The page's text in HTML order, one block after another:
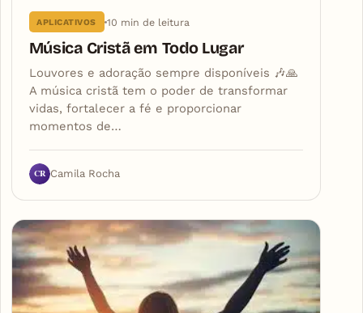
APLICATIVOS 10 min de leitura
Música Cristã em Todo Lugar
Louvores e adoração sempre disponíveis 🎶🙏
A música cristã tem o poder de transformar
vidas, fortalecer a fé e proporcionar
momentos de…
CR Camila Rocha